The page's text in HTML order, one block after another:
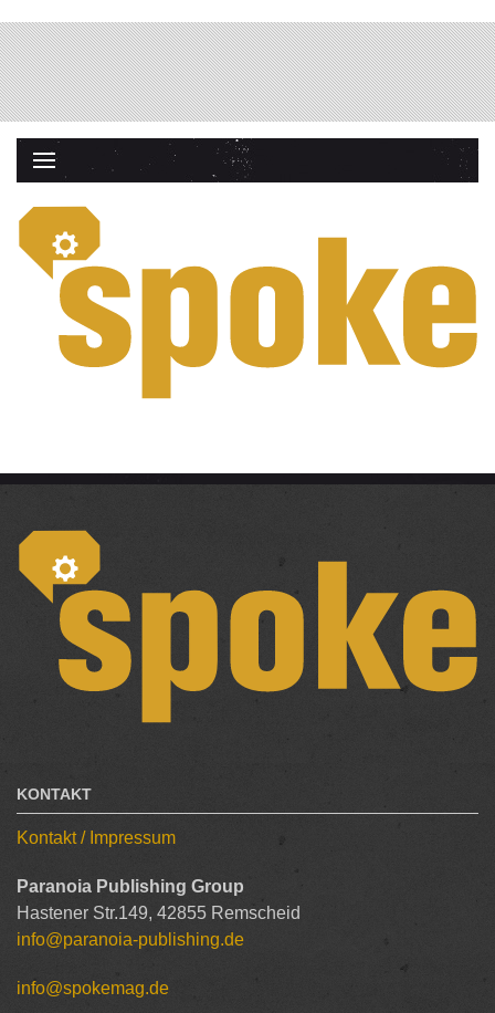
KONTAKT
Kontakt / Impressum
Paranoia Publishing Group
Hastener Str.149, 42855 Remscheid
info@paranoia-publishing.de
info@spokemag.de